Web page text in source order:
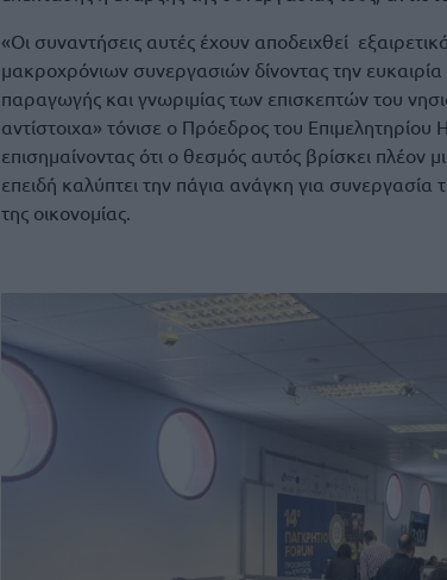
«Οι συναντήσεις αυτές έχουν αποδειχθεί
μακροχρόνιων συνεργασιών δίνοντας την ευκαιρία
παραγωγής και γνωριμίας των επισκεπτών του
αντίστοιχα» τόνισε ο Πρόεδρος του
επισημαίνοντας ότι ο θεσμός αυτός βρίσκει πλέον
επειδή καλύπτει την πάγια ανάγκη για συνεργασία
της οικονομίας.